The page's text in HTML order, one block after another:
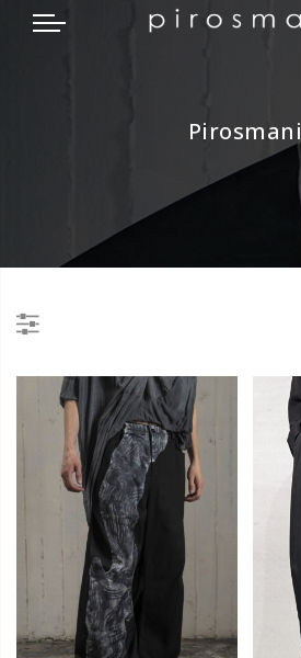
Pirosmani